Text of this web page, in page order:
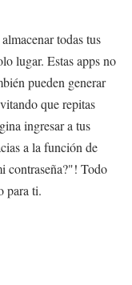
todas tus
lugar. Estas apps no
pueden generar
que repitas
ingresar a tus
a la función de
contraseña?"! Todo
para ti.